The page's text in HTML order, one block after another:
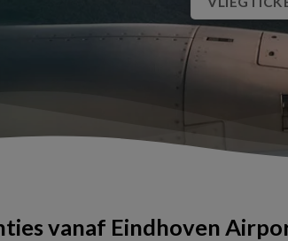
vanaf Eindhoven